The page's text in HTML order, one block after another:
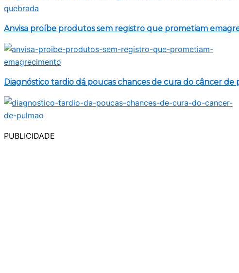
Anvisa proíbe produtos sem registro que prometiam
Diagnóstico tardio dá poucas chances de cura do câncer de
PUBLICIDADE